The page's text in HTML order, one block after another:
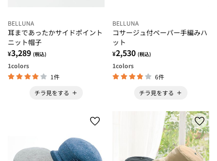
BELLUNA
耳まであったかサイドポイント
ニット帽子
¥3,289 (税込)
1colors
1件
チラ見をする
BELLUNA
コサージュ付ペーパー手編みハ
ット
¥2,530 (税込)
1colors
6件
チラ見をする